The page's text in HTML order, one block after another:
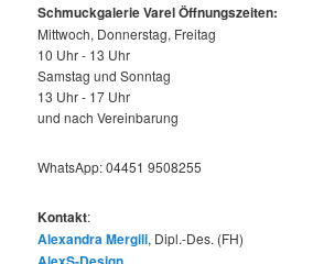
Schmuckgalerie Varel Öffnungszeiten:
Mittwoch, Donnerstag, Freitag
10 Uhr - 13 Uhr
Samstag und Sonntag
13 Uhr - 17 Uhr
und nach Vereinbarung
WhatsApp: 04451 9508255
Kontakt:
Alexandra Mergili, Dipl.-Des. (FH)